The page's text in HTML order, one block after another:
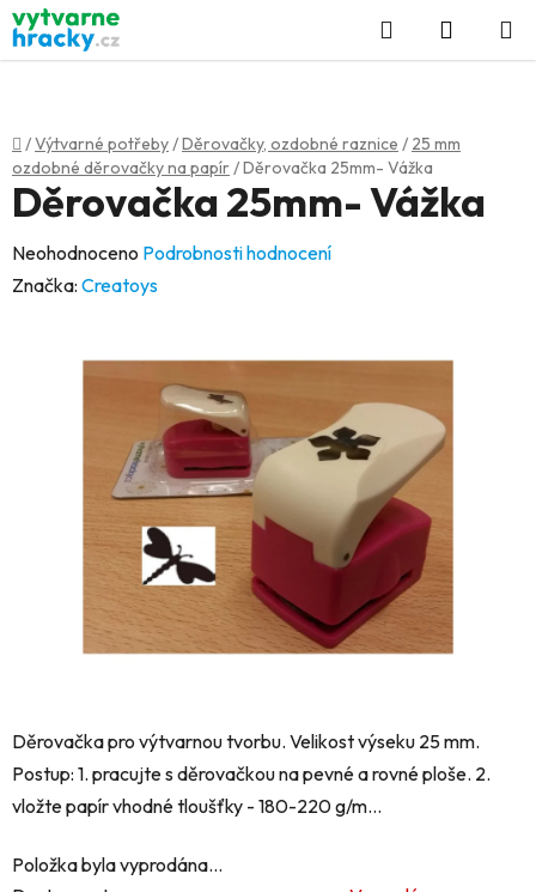
Přejít
na
obsah
Hledat
KOŠÍK
Domů
/Výtvarné potřeby/Děrovačky, ozdobné raznice / 25 mm
ozdobné děrovačky na papír/Děrovačka 25mm- Vážka
Děrovačka pro výtvarnou tvorbu. Velikost výseku 25 mm.
Postup: 1. pracujte s děrovačkou na pevné a rovné ploše. 2.
vložte papír vhodné tloušťky - 180-220 g/m...
Položka byla vyprodána…
Děrovačka 25mm- Vážka
Průměrné
hodnocení
Neohodnoceno Podrobnosti hodnocení
Značka: Creatoys